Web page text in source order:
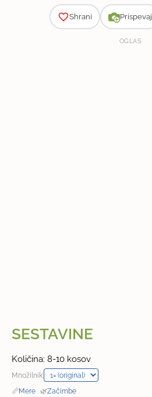
Shrani Prispevaj
OGLAS
SESTAVINE
Količina: 8-10 kosov
Množilnik:
📏Mere · 🌿Začimbe